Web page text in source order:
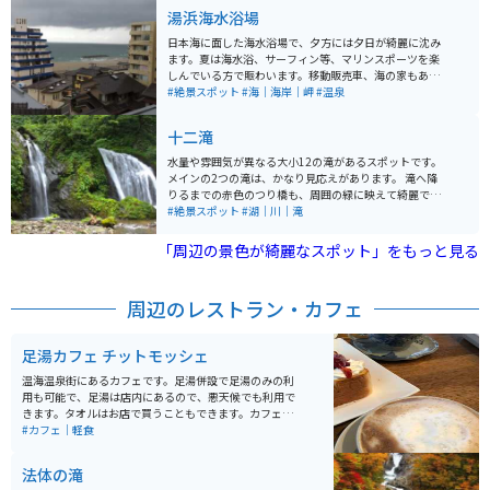
作品の舞台にも登場しており、城下町の風情が色濃く残
っています。
湯浜海水浴場
日本海に面した海水浴場で、夕方には夕日が綺麗に沈み
ます。夏は海水浴、サーフィン等、マリンスポーツを楽
しんでいる方で賑わいます。移動販売車、海の家もあり
ます。また、温泉街なので近くに宿泊施設がたくさんあ
す。
#絶景スポット #海｜海岸｜岬#温泉
十二滝
水量や雰囲気が異なる大小12の滝があるスポットです。
メインの2つの滝は、かなり見応えがあります。 滝へ降
りるまでの赤色のつり橋も、周囲の緑に映えて綺麗で
す。駐車場から徒歩5分で滝に着きますが、歩きやすい服
#絶景スポット #湖｜川｜滝
「周辺の景色が綺麗なスポット」をもっと見る
周辺のレストラン・カフェ
足湯カフェ チットモッシェ
温海温泉街にあるカフェです。足湯併設で足湯のみの利
用も可能で、足湯は店内にあるので、悪天候でも利用で
きます。タオルはお店で買うこともできます。カフェの
隣に地元産の雑貨屋、2階にマッサージ屋さんが入って
#カフェ｜軽食
法体の滝